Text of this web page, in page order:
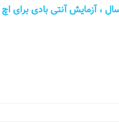
، آزمایش آنتی بادی برای